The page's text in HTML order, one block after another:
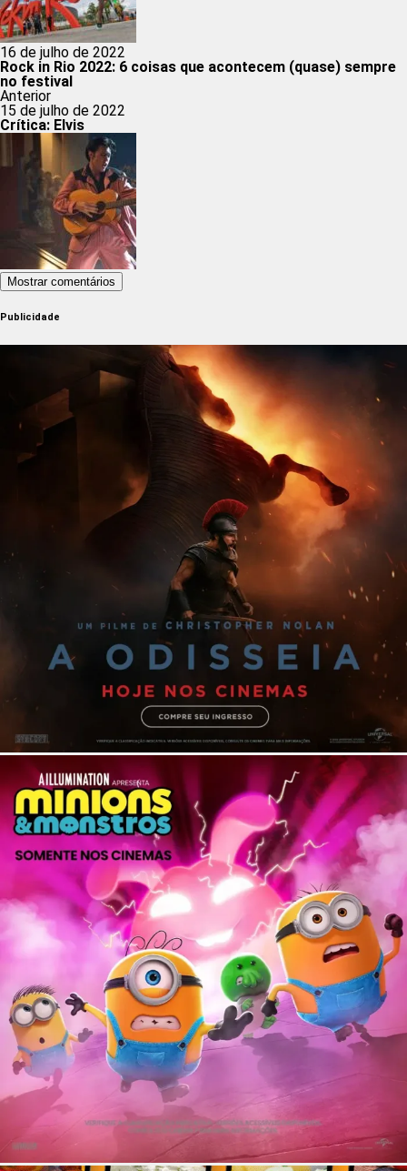
16 de julho de 2022
Rock in Rio 2022: 6 coisas que acontecem (quase) sempre
no festival
Anterior
15 de julho de 2022
Crítica: Elvis
Mostrar comentários
Publicidade